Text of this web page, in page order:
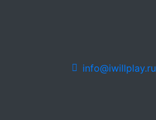
info@iwillplay.ru